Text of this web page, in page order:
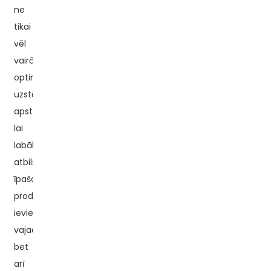
ne
tikai
vēl
vairāk
optimizē
uzstādīšanas
apstākļus,
lai
labāk
atbilstu
īpašajām
produktu
ieviešanas
vajadzībām,
bet
arī